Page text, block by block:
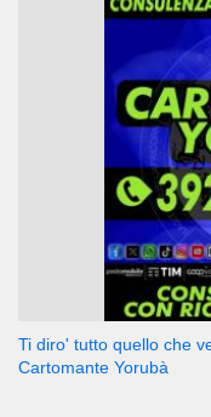
Ti diro' tutto quello che
Cartomante Yorubà